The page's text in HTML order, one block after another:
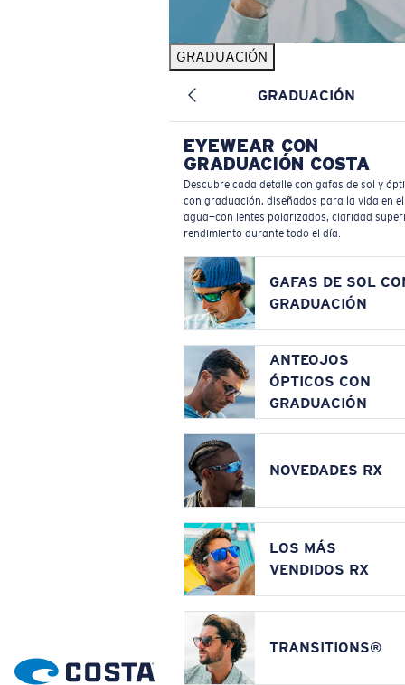
GRADUACIÓN
GRADUACIÓN
EYEWEAR CON
GRADUACIÓN COSTA
Descubre cada detalle con gafas de sol y
con graduación, diseñados para la vida en el
agua—con lentes polarizados, claridad
rendimiento durante todo el día.
GAFAS DE SOL
GRADUACIÓN
ANTEOJOS
ÓPTICOS CON
GRADUACIÓN
NOVEDADES RX
LOS MÁS
VENDIDOS RX
TRANSITIONS®